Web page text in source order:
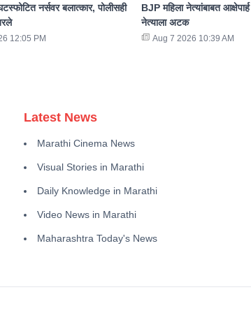
नर्सवर बलात्कार, पोलीसही
12:05 PM
BJP महिला नेत्यांबाबत
नेत्याला अटक
Aug 7 2026 10:39 AM
Latest News
Marathi Cinema News
Visual Stories in Marathi
Daily Knowledge in Marathi
Video News in Marathi
Maharashtra Today's News